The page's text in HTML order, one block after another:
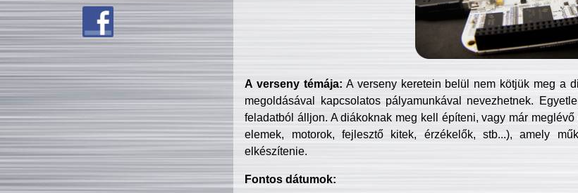
A verseny témája: A verseny keretein belül nem kötjük meg a
megoldásával kapcsolatos pályamunkával nevezhetnek.
feladatból álljon. A diákoknak meg kell építeni, vagy már
elemek, motorok, fejlesztő kitek, érzékelők, stb...), amely
elkészítenie.
Fontos dátumok: